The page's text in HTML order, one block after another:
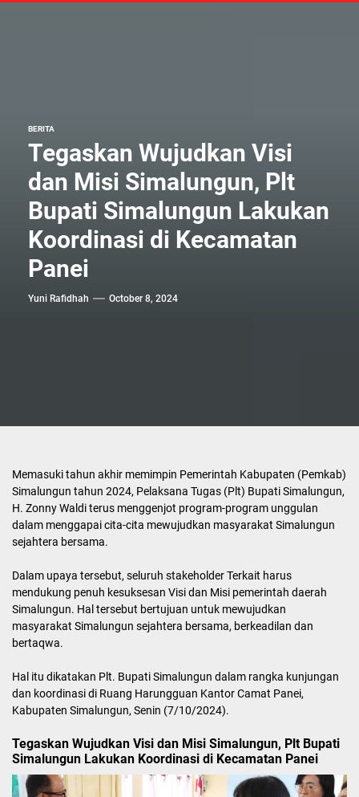
BERITA
Tegaskan Wujudkan Visi
dan Misi Simalungun, Plt
Bupati Simalungun Lakukan
Koordinasi di Kecamatan
Panei
Yuni Rafidhah October 8, 2024
Memasuki tahun akhir memimpin Pemerintah Kabupaten (Pemkab)
Simalungun tahun 2024, Pelaksana Tugas (Plt) Bupati Simalungun,
H. Zonny Waldi terus menggenjot program-program unggulan
dalam menggapai cita-cita mewujudkan masyarakat Simalungun
sejahtera bersama.
Dalam upaya tersebut, seluruh stakeholder Terkait harus
mendukung penuh kesuksesan Visi dan Misi pemerintah daerah
Simalungun. Hal tersebut bertujuan untuk mewujudkan
masyarakat Simalungun sejahtera bersama, berkeadilan dan
bertaqwa.
Hal itu dikatakan Plt. Bupati Simalungun dalam rangka kunjungan
dan koordinasi di Ruang Harungguan Kantor Camat Panei,
Kabupaten Simalungun, Senin (7/10/2024).
Tegaskan Wujudkan Visi dan Misi Simalungun, Plt Bupati
Simalungun Lakukan Koordinasi di Kecamatan Panei